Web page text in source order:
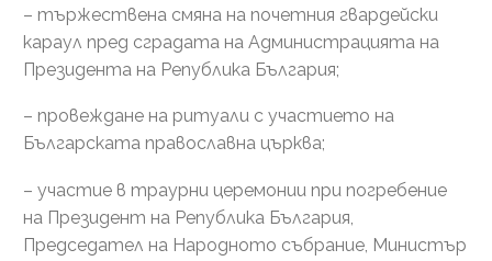
– тържествена смяна на почетния гвардейски
караул пред сградата на Администрацията на
Президента на Република България;
– провеждане на ритуали с участието на
Българската православна църква;
– участие в траурни церемонии при погребение
на Президент на Република България,
Председател на Народното събрание, Министър